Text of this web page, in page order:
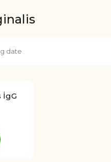
date
İgG